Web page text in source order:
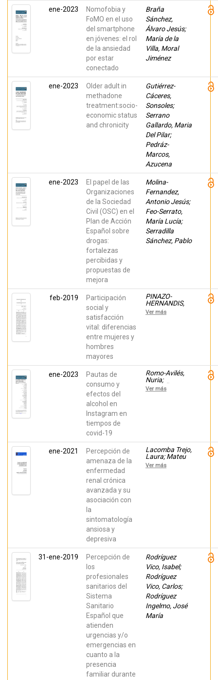
Lecumberri,
Alba; Garcia
Esteve, Lluïsa
ene-2023
Nomofobia y
FoMO en el uso
del smartphone
en jóvenes: el rol
de la ansiedad
por estar
conectado
Braña
Sánchez,
Álvaro Jesús;
María de la
Villa, Moral
Jiménez
ene-2023
Older adult in
methadone
treatment:socio-
economic status
and chronicity
Gutiérrez-
Cáceres,
Sonsoles;
Serrano
Gallardo, Maria
Del Pilar;
Pedráz-
Marcos,
Azucena
ene-2023
El papel de las
Organizaciones
de la Sociedad
Civil (OSC) en el
Plan de Acción
Español sobre
drogas:
fortalezas
percibidas y
propuestas de
mejora
Molina-
Fernandez,
Antonio Jesús;
Feo-Serrato,
María Lucía;
Serradilla
Sánchez, Pablo
feb-2019
Participación
social y
satisfacción
vital: diferencias
entre mujeres y
hombres
mayores
PINAZO-
HERNANDIS,
SACRAMENTO;
Torregrosa-
Ver más
ene-2023
Pautas de
consumo y
efectos del
alcohol en
Instagram en
tiempos de
covid-19
Romo-Avilés,
Nuria;
TARRIÑO
CONCEJERO,
González,
Penélope;
Tarragona,
Alicia; García-
Carpintero
ARIAS,
ROSARIO;
TARANCÓN
GÓMEZ,
PILAR; Pavón
Benítez, Laura
Ver más
ene-2021
Percepción de
amenaza de la
enfermedad
renal crónica
avanzada y su
asociación con
la
sintomatología
ansiosa y
depresiva
Lacomba Trejo,
Laura; Mateu
Mollà, Joaquín;
Cabajo
Ver más
31-ene-2019
Percepción de
los
profesionales
sanitarios del
Sistema
Sanitario
Español que
atienden
urgencias y/o
emergencias en
cuanto a la
presencia
familiar durante
Rodríguez
Vico, Isabel;
Rodríguez
Vico, Carlos;
Rodríguez
Ingelmo, José
María